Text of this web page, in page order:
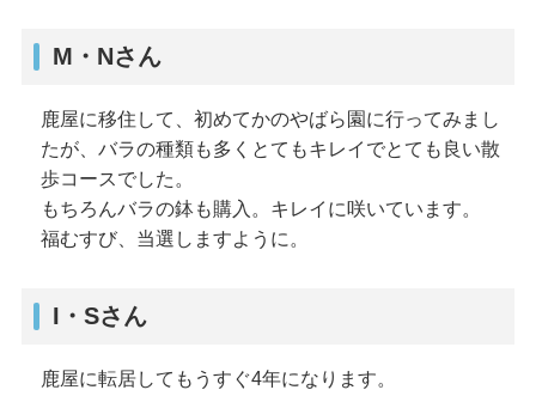
M・Nさん
鹿屋に移住して、初めてかのやばら園に行ってみまし
たが、バラの種類も多くとてもキレイでとても良い散
歩コースでした。
もちろんバラの鉢も購入。キレイに咲いています。
福むすび、当選しますように。
I・Sさん
鹿屋に転居してもうすぐ4年になります。